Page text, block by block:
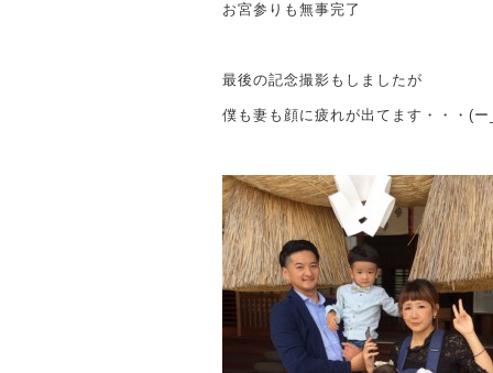
お宮参りも無事完了
最後の記念撮影もしましたが
僕も妻も顔に疲れが出てます・・・(